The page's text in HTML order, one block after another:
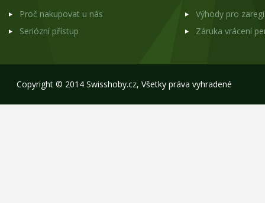
Proč nakupovat u nás
Výhody pro
Seriózní přístup
Záruka vrácení
Copyright © 2014 Swisshoby.cz, Všetky práva vyhradené